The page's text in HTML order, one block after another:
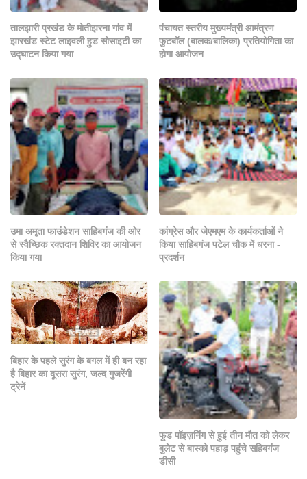
तालझारी प्रखंड के मोतीझरना गांव में
झारखंड स्टेट लाइवली हुड सोसाइटी का
उद्घाटन किया गया
पंचायत स्तरीय मुख्यमंत्री आमंत्रण
फुटबॉल (बालक/बालिका) प्रतियोगिता का
होगा आयोजन
उमा अमृता फाउंडेशन साहिबगंज की ओर
से स्वैच्छिक रक्तदान शिविर का आयोजन
किया गया
कांग्रेस और जेएमएम के कार्यकर्ताओं ने
किया साहिबगंज पटेल चौक में धरना -
प्रदर्शन
बिहार के पहले सुरंग के बगल में ही बन रहा
है बिहार का दूसरा सुरंग, जल्द गुजरेंगी
ट्रेनें
फूड पॉइज़निंग से हुई तीन मौत को लेकर
बुलेट से बास्को पहाड़ पहुंचे सहिबगंज
डीसी